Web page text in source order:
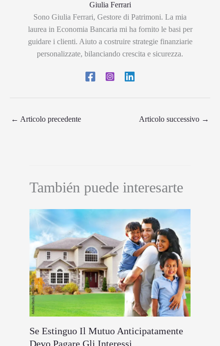
Giulia Ferrari
Sono Giulia Ferrari, Gestore di Patrimoni. La mia
laurea in Economia Bancaria mi ha fornito le basi per
guidare i clienti. Aiuto a costruire strategie finanziarie
personalizzate, bilanciando crescita e sicurezza.
← Articolo precedente Articolo successivo →
También puede interesarte
Se Estinguo Il Mutuo Anticipatamente
Devo Pagare Gli Interessi